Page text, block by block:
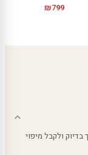
₪799
בדיוק ולקבל מיפוי